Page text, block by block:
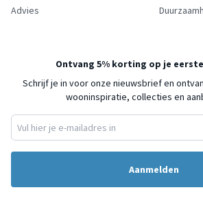
Advies
Ontvang 5% korting op je
Schrijf je in voor onze nieuwsbrief en
wooninspiratie, collecties en
Aanmelden